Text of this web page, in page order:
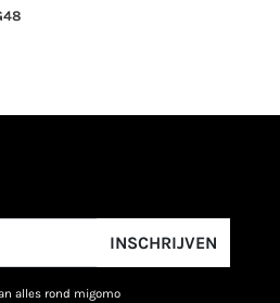
INSCHRIJVEN
alles rond migomo